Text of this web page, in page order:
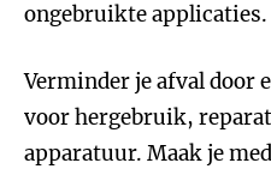
ongebruikte applicaties.
Verminder je afval door
voor hergebruik,
apparatuur. Maak je